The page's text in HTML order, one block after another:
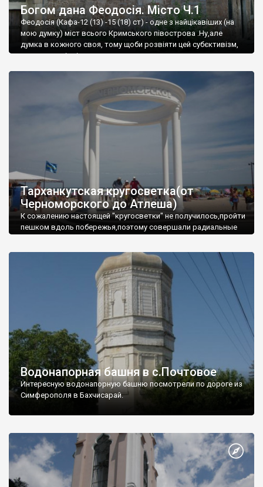
Богом дана Феодосія. Місто Ч.1
Феодосія (Кафа-12 (13) -15 (18) ст) - одне з найцікавіших (на
мою думку) міст всього Кримського півострова .Ну,але
думка в кожного своя, тому щоби розвіяти цей субєктивізм,
запрошую відвідати це
Тарханкутская кругосветка(от
Черноморского до Атлеша)
К сожалению настоящей "кругосветки" не получилось,пройти
пешком вдоль побережья,поэтому совершали радиальные
Водонапорная башня в с.Почтовое
Интересную водонапорную башню посмотрели по дороге из
Симферополя в Бахчисарай.